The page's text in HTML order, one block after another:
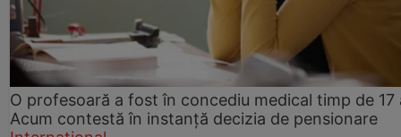
O profesoară a fost în concediu medical timp de 17
Acum contestă în instanță decizia de pensionare